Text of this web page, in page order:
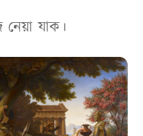
যাক।